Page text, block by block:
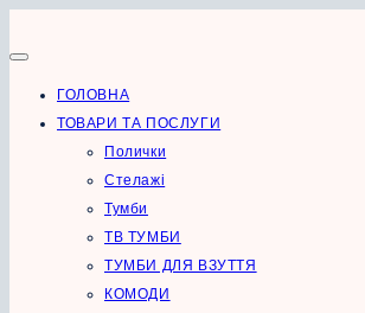
до
ГОЛОВНА
ТОВАРИ ТА ПОСЛУГИ
Полички
Стелажі
Тумби
ТВ ТУМБИ
ТУМБИ ДЛЯ ВЗУТТЯ
КОМОДИ